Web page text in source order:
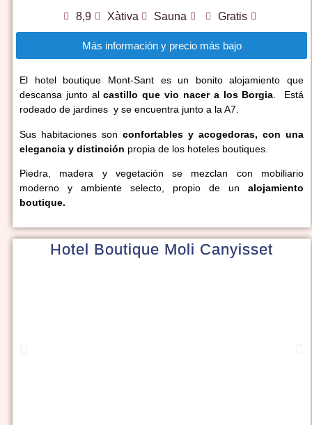
8,9 Xàtiva Sauna Gratis
Más información y precio más bajo
El hotel boutique Mont-Sant es un bonito alojamiento que
descansa junto alcastillo que vio nacer a los Borgia. Está
rodeado de jardines y se encuentra junto a la A7.
Sus habitaciones son confortables y acogedoras, con una
elegancia y distinción propia de los hoteles boutiques.
Piedra, madera y vegetación se mezclan con mobiliario
moderno y ambiente selecto, propio de un alojamiento
boutique.
Hotel Boutique Moli Canyisset